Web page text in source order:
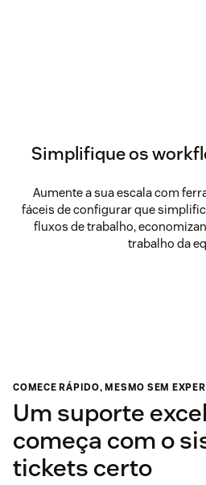
Simplifique os
Aumente a sua escala com
fáceis de configurar que
fluxos de trabalho,
trabalho da
COMECE RÁPIDO, MESMO SEM
Um suporte
começa com o
tickets certo